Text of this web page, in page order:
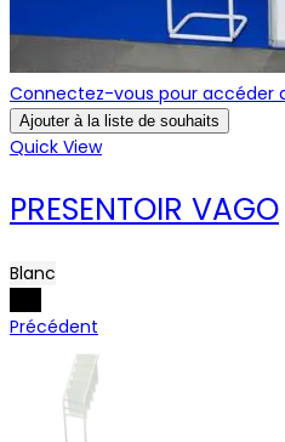
Connectez-vous pour accéder
Ajouter à la liste de souhaits
Quick View
PRESENTOIR VAGO
Blanc
Précédent